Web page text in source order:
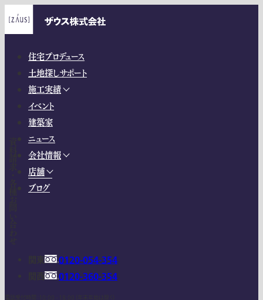
住宅プロデュース
土地探しサポート
施工実績
イベント
建築家
ニュース
会社情報
店舗
ブログ
0120-054-354
0120-360-354